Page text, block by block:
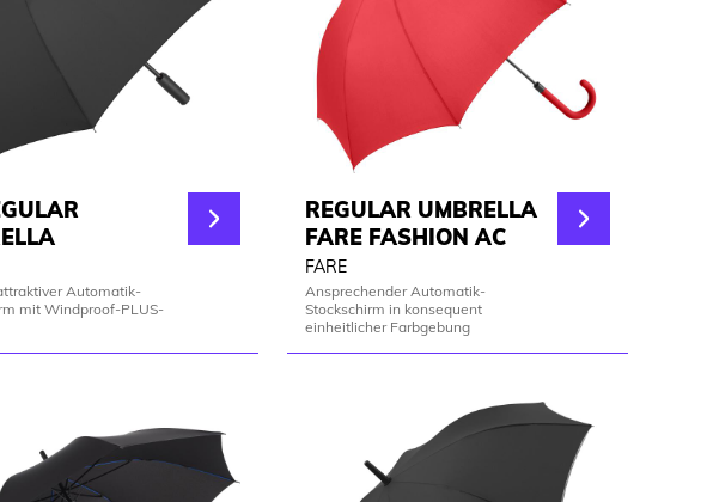
Automatik-
mit Windproof-PLUS-
REGULAR UMBRELLA
FARE FASHION AC
FARE
Ansprechender Automatik-
Stockschirm in konsequent
einheitlicher Farbgebung